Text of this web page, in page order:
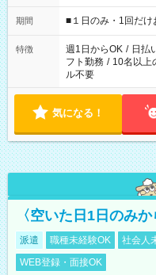
etc ★最短で3時間で5,120円のお仕事から 15時間で2万円近く稼
げるお仕事も！ ご希望のお時間に合わせてご紹介！ ※シフトは
ください！
期間 ■１日のみ・1回だけ
特徴 週1日からOK / 日払
フト勤務 / 10名以上
ル不要
気になる！
〈空いた日1日のみ
派遣 職種未経験OK 社会人
WEB登録・面接OK